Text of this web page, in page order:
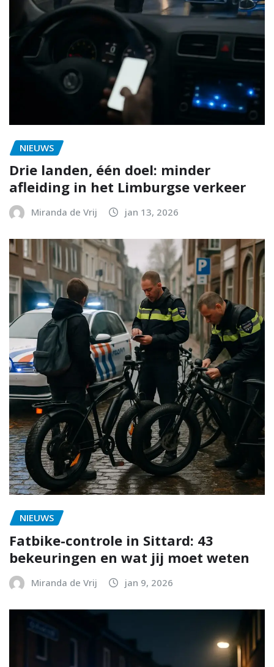
NIEUWS
Drie landen, één doel: minder
afleiding in het Limburgse verkeer
Miranda de Vrij jan 13, 2026
NIEUWS
Fatbike-controle in Sittard: 43
bekeuringen en wat jij moet weten
Miranda de Vrij jan 9, 2026